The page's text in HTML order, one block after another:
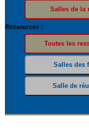
Ressources :